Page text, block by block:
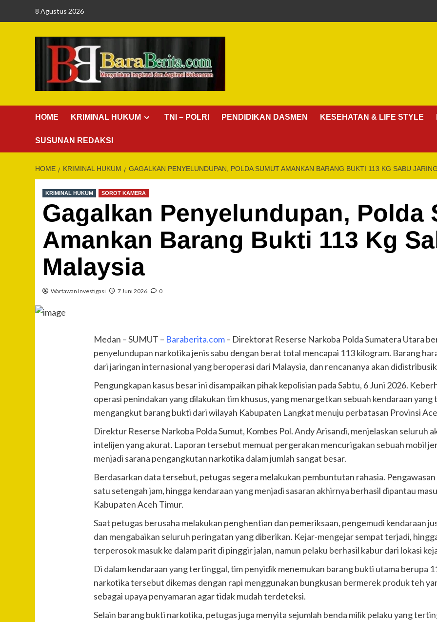
8 Agustus 2026
HOME KRIMINAL HUKUM TNI – POLRI PENDIDIKAN DASMEN KESEHATAN & LIFE STYLE
SUSUNAN REDAKSI
HOME KRIMINAL HUKUM GAGALKAN PENYELUNDUPAN, POLDA SUMUT AMANKAN BARANG BUKTI 113 KG SABU
KRIMINAL HUKUM SOROT KAMERA
Gagalkan Penyelundupan, Polda
Amankan Barang Bukti 113 Kg
Malaysia
Wartawan Investigasi 7 Juni 2026 0
Medan – SUMUT – Baraberita.com– Direktorat Reserse Narkoba Polda Sumatera Utara
penyelundupan narkotika jenis sabu dengan berat total mencapai 113 kilogram. Barang
dari jaringan internasional yang beroperasi dari Malaysia, dan rencananya akan
Pengungkapan kasus besar ini disampaikan pihak kepolisian pada Sabtu, 6 Juni 2026.
operasi penindakan yang dilakukan tim khusus, yang menargetkan sebuah kendaraan
mengangkut barang bukti dari wilayah Kabupaten Langkat menuju perbatasan Provinsi
Direktur Reserse Narkoba Polda Sumut, Kombes Pol. Andy Arisandi, menjelaskan seluruh
intelijen yang akurat. Laporan tersebut memuat pergerakan mencurigakan sebuah mobil
menjadi sarana pengangkutan narkotika dalam jumlah sangat besar.
Berdasarkan data tersebut, petugas segera melakukan pembuntutan rahasia.
satu setengah jam, hingga kendaraan yang menjadi sasaran akhirnya berhasil dipantau
Kabupaten Aceh Timur.
Saat petugas berusaha melakukan penghentian dan pemeriksaan, pengemudi kendaraan
dan mengabaikan seluruh peringatan yang diberikan. Kejar-mengejar sempat terjadi,
terperosok masuk ke dalam parit di pinggir jalan, namun pelaku berhasil kabur dari lokasi
Di dalam kendaraan yang tertinggal, tim penyidik menemukan barang bukti utama berupa
narkotika tersebut dikemas dengan rapi menggunakan bungkusan bermerek produk teh
sebagai upaya penyamaran agar tidak mudah terdeteksi.
Selain barang bukti narkotika, petugas juga menyita sejumlah benda milik pelaku yang